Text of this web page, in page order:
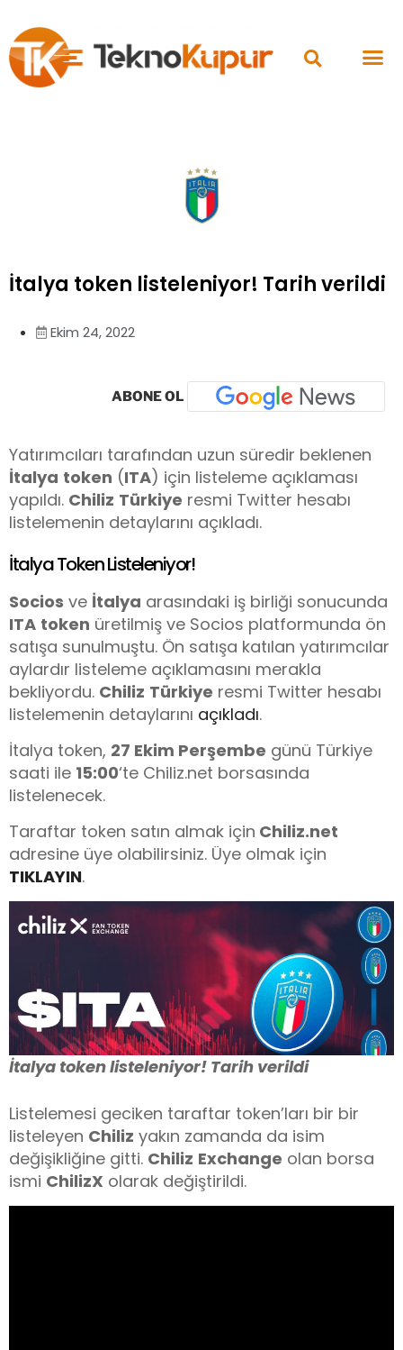
İtalya token listeleniyor! Tarih verildi
Ekim 24, 2022
ABONE OL
Yatırımcıları tarafından uzun süredir beklenen
İtalya token (ITA) için listeleme açıklaması
yapıldı. Chiliz Türkiye resmi Twitter hesabı
listelemenin detaylarını açıkladı.
İtalya Token Listeleniyor!
Socios ve İtalya arasındaki iş birliği sonucunda
ITA token üretilmiş ve Socios platformunda ön
satışa sunulmuştu. Ön satışa katılan yatırımcılar
aylardır listeleme açıklamasını merakla
bekliyordu. Chiliz Türkiye resmi Twitter hesabı
listelemenin detaylarını açıkladı.
İtalya token, 27 Ekim Perşembe günü Türkiye
saati ile 15:00‘te Chiliz.net borsasında
listelenecek.
Taraftar token satın almak için Chiliz.net
adresine üye olabilirsiniz. Üye olmak için
TIKLAYIN.
İtalya token listeleniyor! Tarih verildi
Listelemesi geciken taraftar token’ları bir bir
listeleyen Chiliz yakın zamanda da isim
değişikliğine gitti. Chiliz Exchange olan borsa
ismi ChilizX olarak değiştirildi.